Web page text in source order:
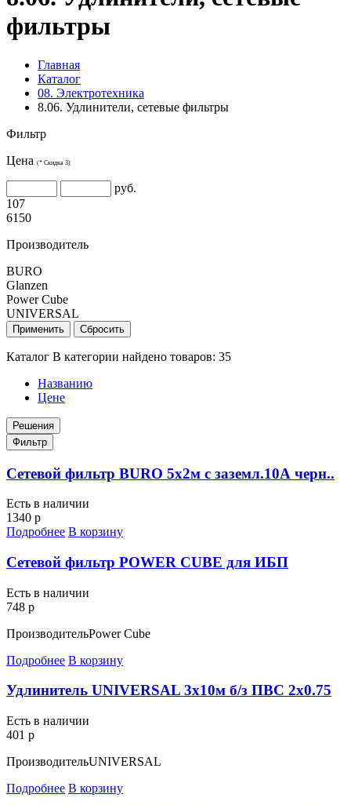
фильтры
Главная
Каталог
08. Электротехника
8.06. Удлинители, сетевые фильтры
Фильтр
Цена (* Скидка 3)
руб.
107
6150
Производитель
BURO
Glanzen
Power Cube
UNIVERSAL
Применить Сбросить
Каталог В категории найдено товаров: 35
Названию
Цене
Решения
Фильтр
Сетевой фильтр BURO 5х2м с заземл.10А черн..
Есть в наличии
1340 р
Подробнее В корзину
Сетевой фильтр POWER CUBE для ИБП
Есть в наличии
748 р
ПроизводительPower Cube
Подробнее В корзину
Удлинитель UNIVERSAL 3х10м б/з ПВС 2х0.75
Есть в наличии
401 р
ПроизводительUNIVERSAL
Подробнее В корзину